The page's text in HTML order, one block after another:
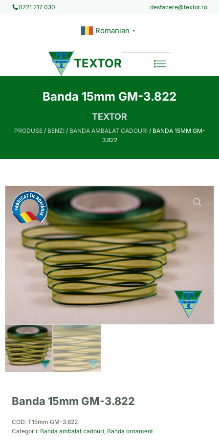
0721 217 030 desfacere@textor.ro
Romanian ▼
TEXTOR
Banda 15mm GM-3.822
TEXTOR
PRODUSE/ BENZI/ BANDA AMBALAT CADOURI/ BANDA 15MM GM-
3.822
Banda 15mm GM-3.822
COD: T15mm GM-3.822
Categorii: Banda ambalat cadouri, Banda ornament